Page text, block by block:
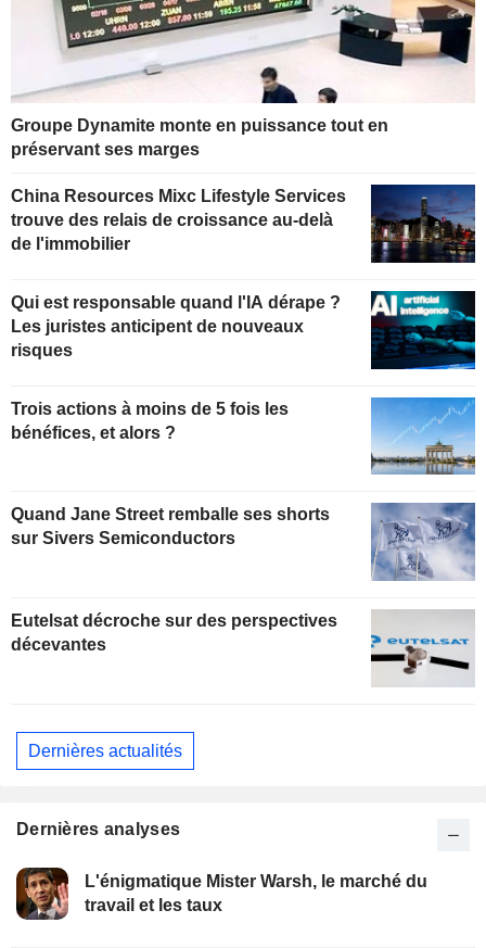
Groupe Dynamite monte en puissance tout en
préservant ses marges
China Resources Mixc Lifestyle Services
trouve des relais de croissance au-delà
de l'immobilier
Qui est responsable quand l'IA dérape ?
Les juristes anticipent de nouveaux
risques
Trois actions à moins de 5 fois les
bénéfices, et alors ?
Quand Jane Street remballe ses shorts
sur Sivers Semiconductors
Eutelsat décroche sur des perspectives
décevantes
Dernières actualités
Dernières analyses
L'énigmatique Mister Warsh, le marché du
travail et les taux